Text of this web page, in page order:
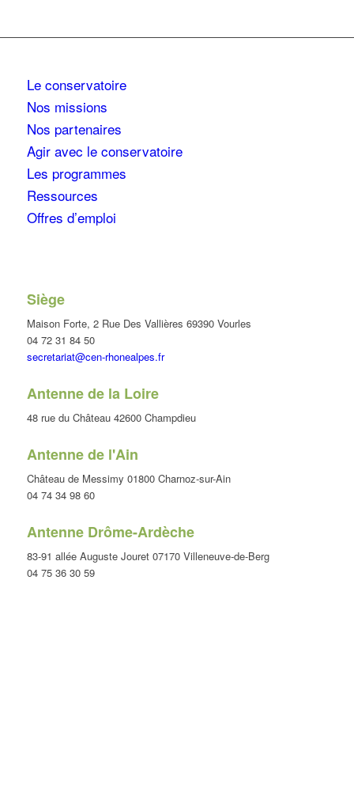
Le conservatoire
Nos missions
Nos partenaires
Agir avec le conservatoire
Les programmes
Ressources
Offres d’emploi
Siège
Maison Forte, 2 Rue Des Vallières 69390 Vourles
04 72 31 84 50
secretariat@cen-rhonealpes.fr
Antenne de la Loire
48 rue du Château 42600 Champdieu
Antenne de l'Ain
Château de Messimy 01800 Charnoz-sur-Ain
04 74 34 98 60
Antenne Drôme-Ardèche
83-91 allée Auguste Jouret 07170 Villeneuve-de-Berg
04 75 36 30 59